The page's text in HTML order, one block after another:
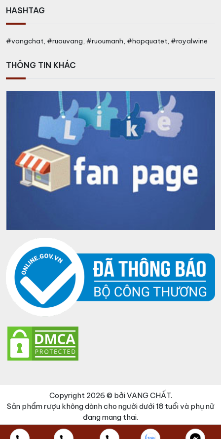
HASHTAG
#vangchat, #ruouvang, #ruoumanh, #hopquatet, #royalwine
THÔNG TIN KHÁC
Copyright 2026 © bởi VANG CHẤT.
Sản phẩm rượu không dành cho người dưới 18 tuổi và phụ nữ
đang mang thai.